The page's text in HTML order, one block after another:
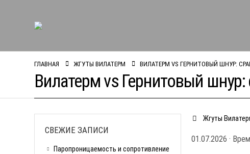
ГЛАВНАЯ ЖГУТЫ ВИЛАТЕРМ ВИЛАТЕРМ VS ГЕРНИТОВЫЙ ШНУР:
Вилатерм vs Гернитовый
Жгуты
01.07.2026 ·
СВЕЖИЕ ЗАПИСИ
Паропроницаемость и сопротивление